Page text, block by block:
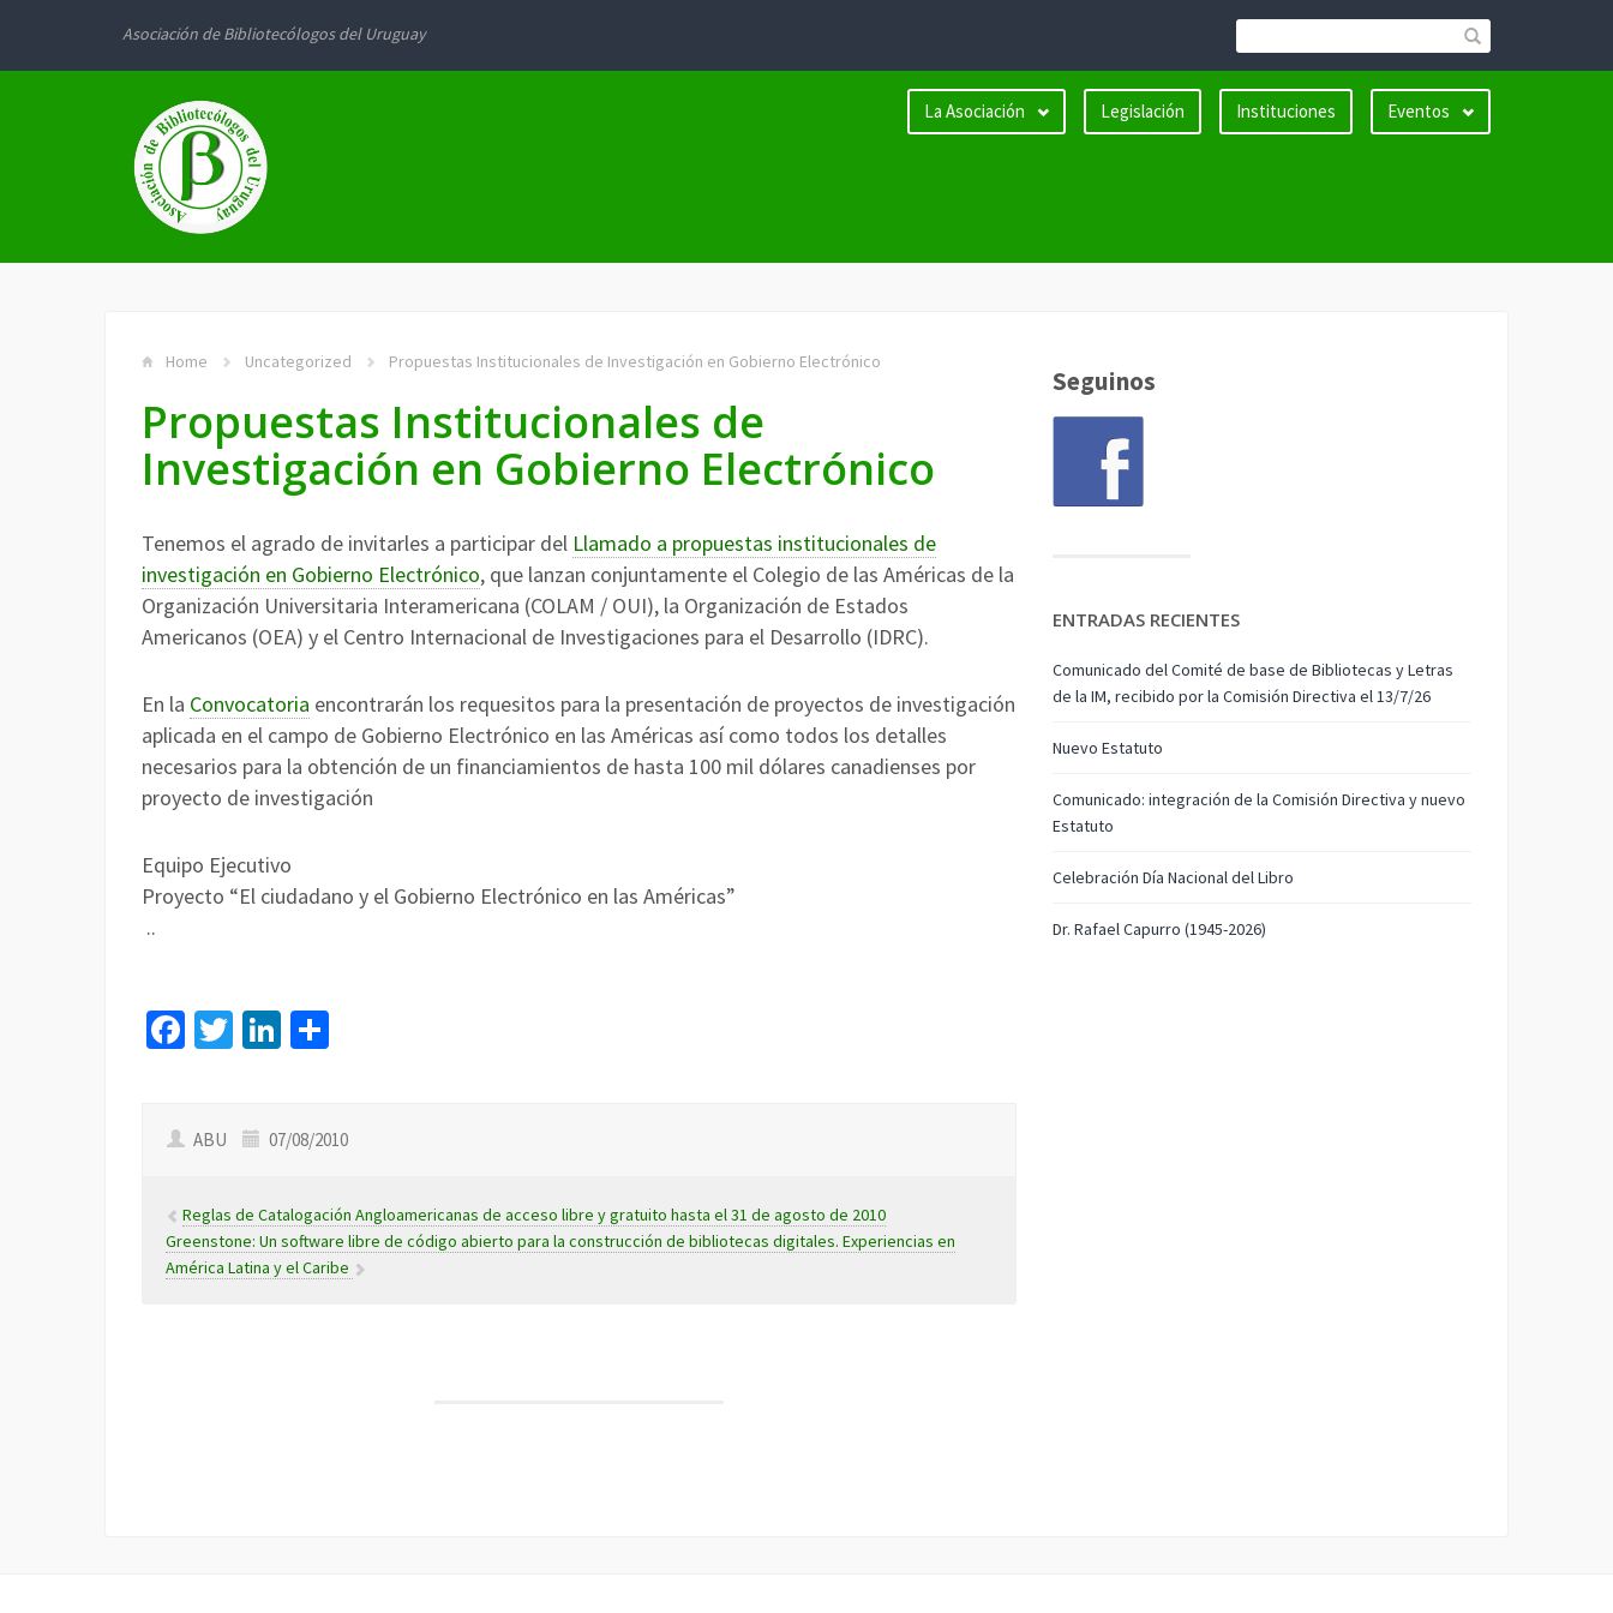
Asociación de Bibliotecólogos del Uruguay
La Asociación Legislación Instituciones Eventos
Home Uncategorized Propuestas Institucionales de Investigación en Gobierno Electrónico
Propuestas Institucionales de
Investigación en Gobierno Electrónico
Tenemos el agrado de invitarles a participar del Llamado a propuestas institucionales de
investigación en Gobierno Electrónico, que lanzan conjuntamente el Colegio de las Américas de la
Organización Universitaria Interamericana (COLAM / OUI), la Organización de Estados
Americanos (OEA) y el Centro Internacional de Investigaciones para el Desarrollo (IDRC).
En la Convocatoria encontrarán los requesitos para la presentación de proyectos de investigación
aplicada en el campo de Gobierno Electrónico en las Américas así como todos los detalles
necesarios para la obtención de un financiamientos de hasta 100 mil dólares canadienses por
proyecto de investigación
Equipo Ejecutivo
Proyecto “El ciudadano y el Gobierno Electrónico en las Américas”
..
Facebook
TwitterLinkedIn
ABU 07/08/2010
Reglas de Catalogación Angloamericanas de acceso libre y gratuito hasta el 31 de agosto de 2010
Greenstone: Un software libre de código abierto para la construcción de bibliotecas digitales. Experiencias en
América Latina y el Caribe
Seguinos
ENTRADAS RECIENTES
Comunicado del Comité de base de Bibliotecas y Letras
de la IM, recibido por la Comisión Directiva el 13/7/26
Nuevo Estatuto
Comunicado: integración de la Comisión Directiva y nuevo
Estatuto
Celebración Día Nacional del Libro
Dr. Rafael Capurro (1945-2026)